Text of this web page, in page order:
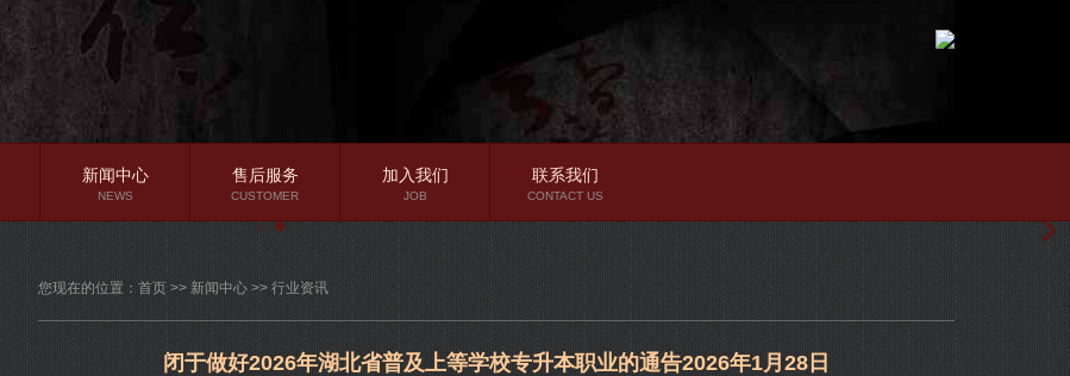
行业资讯
常见问题
新闻中心
NEWS
售后服务
CUSTOMER
加入我们
JOB
联系我们
CONTACT US
您现在的位置： 首页 >> 新闻中心 >> 行业资讯
闭于做好2026年湖北省普及上等学校专升本职业的通告2026年1月28日